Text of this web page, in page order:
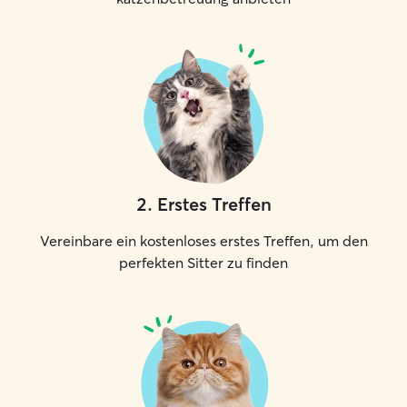
2. Erstes Treffen
Vereinbare ein kostenloses erstes Treffen, um den
perfekten Sitter zu finden